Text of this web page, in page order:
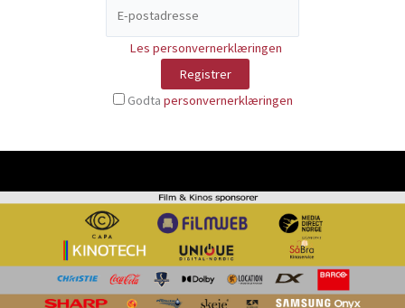
Les personvernerklæringen
Godta personvernerklæringen